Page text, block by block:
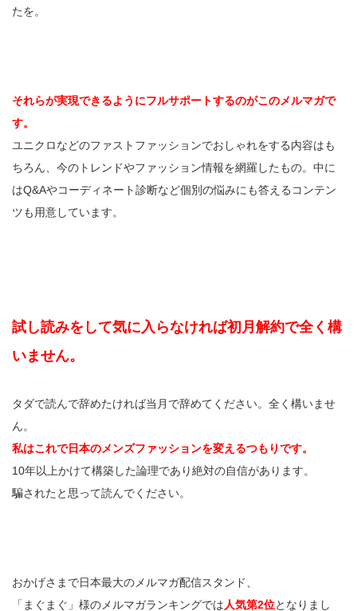
たを。
それらが実現できるようにフルサポートするのがこのメルマガで
す。
ユニクロなどのファストファッションでおしゃれをする内容はも
ちろん、今のトレンドやファッション情報を網羅したもの。中に
はQ&Aやコーディネート診断など個別の悩みにも答えるコンテン
ツも用意しています。
試し読みをして気に入らなければ初月解約で全く構
いません。
タダで読んで辞めたければ当月で辞めてください。全く構いませ
ん。
私はこれで日本のメンズファッションを変えるつもりです。
10年以上かけて構築した論理であり絶対の自信があります。
騙されたと思って読んでください。
おかげさまで日本最大のメルマガ配信スタンド、
「まぐまぐ」様のメルマガランキングでは人気第2位となりまし